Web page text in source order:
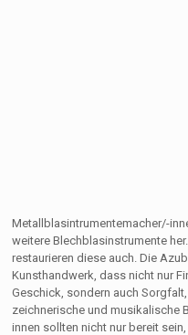
Metallblasintrumentemacher/-
weitere Blechblasinstrumente
restaurieren diese auch. Die
Kunsthandwerk, dass nicht nur
Geschick, sondern auch
zeichnerische und musikalische
innen sollten nicht nur bereit